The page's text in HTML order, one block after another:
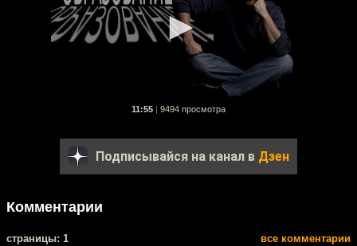
11:55 9494 просмотра
Подписывайся на канал в Дзен
Комментарии
cтраницы: 1 все комментарии